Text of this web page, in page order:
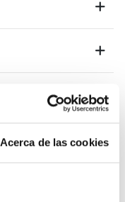
Acerca de las cookies